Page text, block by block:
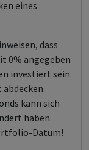
eines
dass
0% angegeben
investiert sein
kann sich
haben.
Datum!